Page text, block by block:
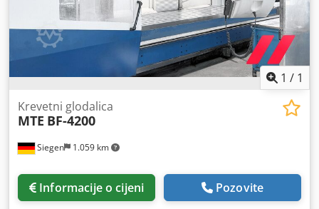
1 / 1
Siegen 1.059 km
Krevetni glodalica
MTE BF-4200
Informacije o cijeni Pozovite